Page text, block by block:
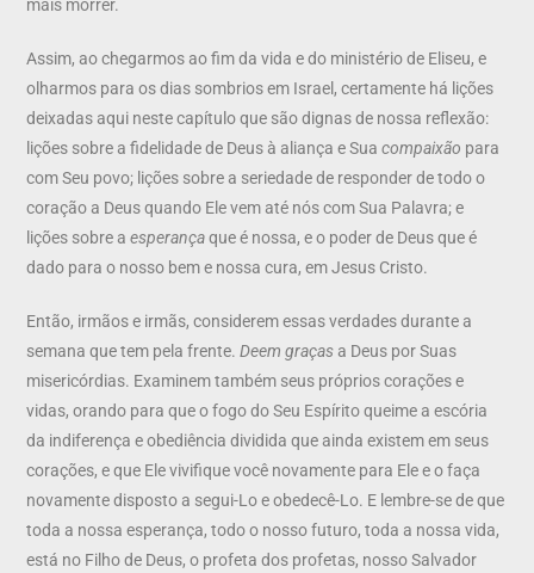
mais morrer.
Assim, ao chegarmos ao fim da vida e do ministério de Eliseu, e
olharmos para os dias sombrios em Israel, certamente há lições
deixadas aqui neste capítulo que são dignas de nossa reflexão:
lições sobre a fidelidade de Deus à aliança e Suacompaixão para
com Seu povo; lições sobre a seriedade de responder de todo o
coração a Deus quando Ele vem até nós com Sua Palavra; e
lições sobre aesperançaque é nossa, e o poder de Deus que é
dado para o nosso bem e nossa cura, em Jesus Cristo.
Então, irmãos e irmãs, considerem essas verdades durante a
semana que tem pela frente.Deem graçasa Deus por Suas
misericórdias. Examinem também seus próprios corações e
vidas, orando para que o fogo do Seu Espírito queime a escória
da indiferença e obediência dividida que ainda existem em seus
corações, e que Ele vivifique você novamente para Ele e o faça
novamente disposto a segui-Lo e obedecê-Lo. E lembre-se de que
toda a nossa esperança, todo o nosso futuro, toda a nossa vida,
está no Filho de Deus, o profeta dos profetas, nosso Salvador